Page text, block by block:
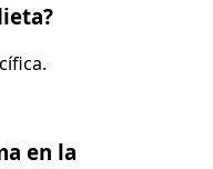
en la